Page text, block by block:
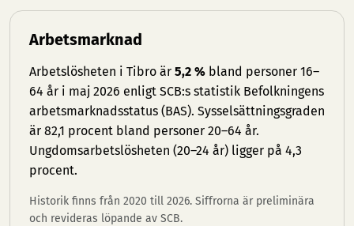
Arbetsmarknad
Arbetslösheten i Tibro är 5,2 % bland personer 16–
64 år i maj 2026 enligt SCB:s statistik Befolkningens
arbetsmarknadsstatus (BAS). Sysselsättningsgraden
är 82,1 procent bland personer 20–64 år.
Ungdomsarbetslösheten (20–24 år) ligger på 4,3
procent.
Historik finns från 2020 till 2026. Siffrorna är preliminära
och revideras löpande av SCB.